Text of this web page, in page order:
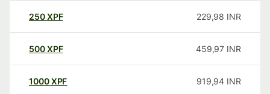
250XPF 229,98 INR
500XPF 459,97 INR
1000XPF 919,94 INR